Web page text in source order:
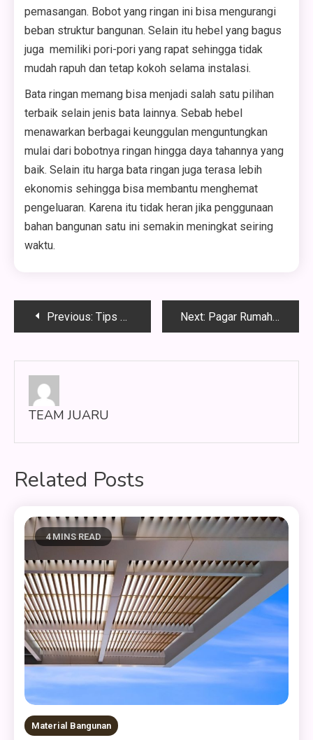
pemasangan. Bobot yang ringan ini bisa mengurangi
beban struktur bangunan. Selain itu hebel yang bagus
juga memiliki pori-pori yang rapat sehingga tidak
mudah rapuh dan tetap kokoh selama instalasi.
Bata ringan memang bisa menjadi salah satu pilihan
terbaik selain jenis bata lainnya. Sebab hebel
menawarkan berbagai keunggulan menguntungkan
mulai dari bobotnya ringan hingga daya tahannya yang
baik. Selain itu harga bata ringan juga terasa lebih
ekonomis sehingga bisa membantu menghemat
pengeluaran. Karena itu tidak heran jika penggunaan
bahan bangunan satu ini semakin meningkat seiring
waktu.
Navigasi
Previous: Tips Memilih Warna Cat agar Hunian Selalu Membangkitkan Mood Next: Pagar Rumah Minimalis Modern yang Cocok untuk Hunian Masa Kini
TEAM JUARU
Related Posts
4 MINS READ
Material Bangunan